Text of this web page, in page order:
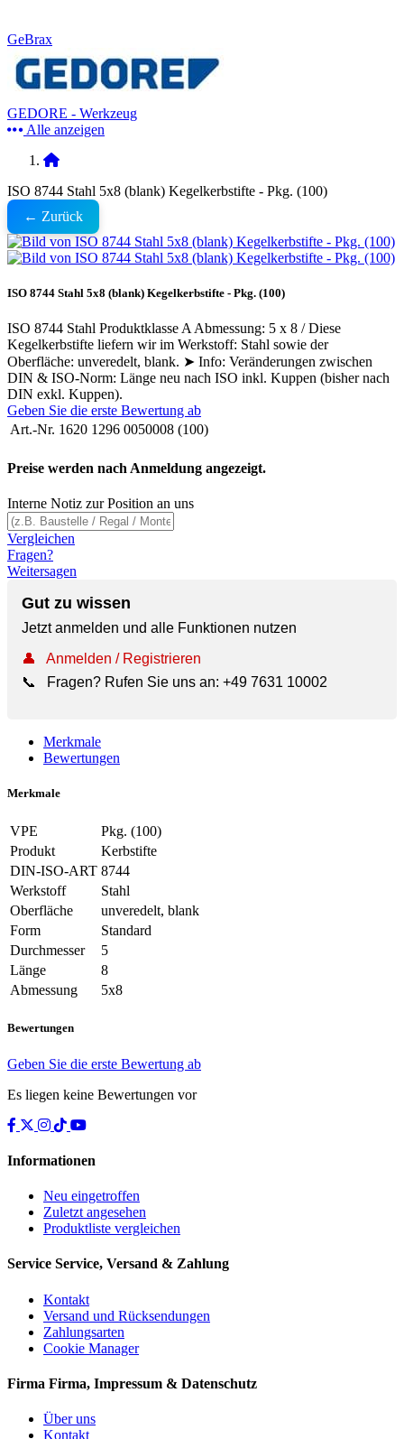
GeBrax
GEDORE - Werkzeug
Alle anzeigen
ISO 8744 Stahl 5x8 (blank) Kegelkerbstifte - Pkg. (100)
← Zurück
ISO 8744 Stahl 5x8 (blank) Kegelkerbstifte - Pkg. (100)
ISO 8744 Stahl Produktklasse A Abmessung: 5 x 8 / Diese
Kegelkerbstifte liefern wir im Werkstoff: Stahl sowie der
Oberfläche: unveredelt, blank. ➤ Info: Veränderungen zwischen
DIN & ISO-Norm: Länge neu nach ISO inkl. Kuppen (bisher nach
DIN exkl. Kuppen).
Geben Sie die erste Bewertung ab
Art.-Nr. 1620 1296 0050008 (100)
Preise werden nach Anmeldung angezeigt.
Interne Notiz zur Position an uns
Vergleichen
Fragen?
Weitersagen
Gut zu wissen
Jetzt anmelden und alle Funktionen nutzen
👤
Anmelden / Registrieren
📞
Fragen? Rufen Sie uns an: +49 7631 10002
Merkmale
Bewertungen
Merkmale
VPE
Pkg. (100)
Produkt
Kerbstifte
DIN-ISO-ART 8744
Werkstoff
Stahl
Oberfläche
unveredelt, blank
Form
Standard
Durchmesser
5
Länge
8
Abmessung
5x8
Bewertungen
Geben Sie die erste Bewertung ab
Es liegen keine Bewertungen vor
Informationen
Neu eingetroffen
Zuletzt angesehen
Produktliste vergleichen
Service Service, Versand & Zahlung
Kontakt
Versand und Rücksendungen
Zahlungsarten
Cookie Manager
Firma Firma, Impressum & Datenschutz
Über uns
Kontakt